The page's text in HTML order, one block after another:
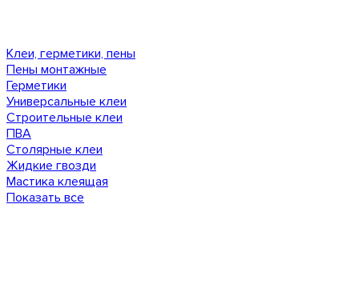
Клеи, герметики, пены
Пены монтажные
Герметики
Универсальные клеи
Строительные клеи
ПВА
Столярные клеи
Жидкие гвозди
Мастика клеящая
Показать все